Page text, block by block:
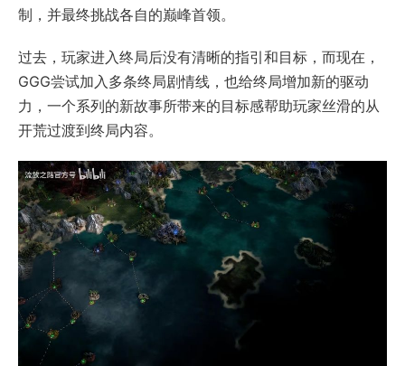
制，并最终挑战各自的巅峰首领。
过去，玩家进入终局后没有清晰的指引和目标，而现在，
GGG尝试加入多条终局剧情线，也给终局增加新的驱动
力，一个系列的新故事所带来的目标感帮助玩家丝滑的从
开荒过渡到终局内容。